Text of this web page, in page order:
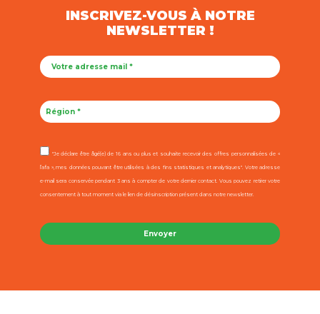
INSCRIVEZ-VOUS À NOTRE
NEWSLETTER !
"Je déclare être âgé(e) de 16 ans ou plus et souhaite recevoir des offres personnalisées de «
l’afa », mes données pouvant être utilisées à des fins statistiques et analytiques". Votre adresse
e-mail sera conservée pendant 3 ans à compter de votre dernier contact. Vous pouvez retirer votre
consentement à tout moment via le lien de désinscription présent dans notre newsletter.